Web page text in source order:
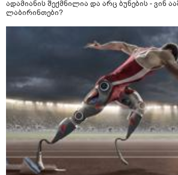
ადამიანის შექმნილია და არც ბუნების - ვინ
ლაბირინთები?